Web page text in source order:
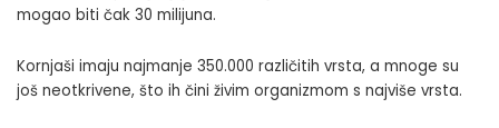
mogao biti čak 30 milijuna.
Kornjaši imaju najmanje 350.000 različitih vrsta, a mnoge su
još neotkrivene, što ih čini živim organizmom s najviše vrsta.